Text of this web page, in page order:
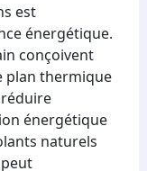
est
énergétique.
conçoivent
plan thermique
énergétique
naturels